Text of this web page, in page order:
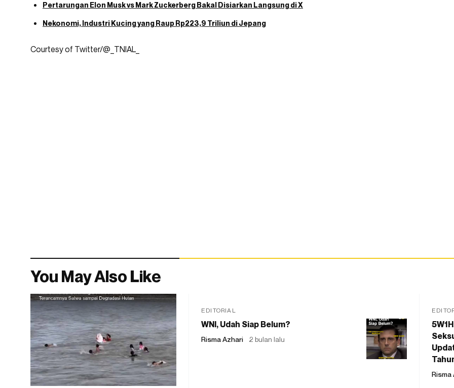
Pertarungan Elon Musk vs Mark Zuckerberg Bakal Disiarkan Langsung di X
Nekonomi, Industri Kucing yang Raup Rp223,9 Triliun di Jepang
Courtesy of Twitter/@_TNIAL_
You May Also Like
EDITORIAL
WNI, Udah Siap Belum?
Risma Azhari 2 bulan lalu
Risma